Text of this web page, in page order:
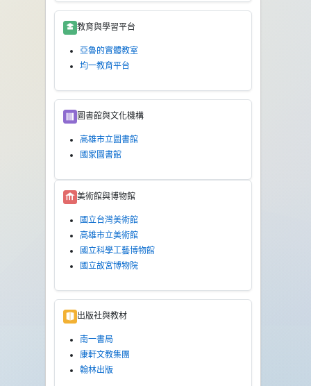
教育與學習平台
亞魯的實體教室
均一教育平台
圖書館與文化機構
高雄市立圖書館
國家圖書館
美術館與博物館
國立台灣美術館
高雄市立美術館
國立科學工藝博物館
國立故宮博物院
出版社與教材
南一書局
康軒文教集團
翰林出版